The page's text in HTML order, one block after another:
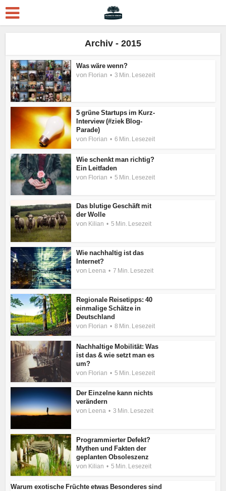
Archiv - 2015
Was wäre wenn?
von Florian 3 Min. Lesezeit
5 grüne Startups im Kurz-
Interview (#ziek Blog-
Parade)
von Florian 6 Min. Lesezeit
Wie schenkt man richtig?
Ein Leitfaden
von Florian 5 Min. Lesezeit
Das blutige Geschäft mit
der Wolle
von Kilian 5 Min. Lesezeit
Wie nachhaltig ist das
Internet?
von Leena 7 Min. Lesezeit
Regionale Reisetipps: 40
einmalige Schätze in
Deutschland
von Florian 8 Min. Lesezeit
Nachhaltige Mobilität: Was
ist das & wie setzt man es
um?
von Florian 5 Min. Lesezeit
Der Einzelne kann nichts
verändern
von Leena 3 Min. Lesezeit
Programmierter Defekt?
Mythen und Fakten der
geplanten Obsoleszenz
von Kilian 5 Min. Lesezeit
Warum exotische Früchte etwas Besonderes sind